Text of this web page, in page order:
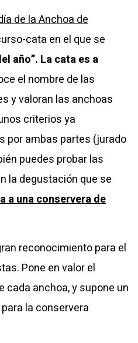
de la Anchoa de
cata en el que se
año”. La cata es a
el nombre de las
y valoran las anchoas
criterios ya
por ambas partes (jurado
puedes probar las
la degustación que se
a una conservera de
reconocimiento para el
Pone en valor el
cada anchoa, y supone un
la conservera